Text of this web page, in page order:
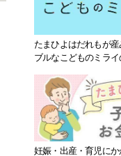
たまひよはだれもが
ブルなこどものミラ
妊娠・出産・育児に